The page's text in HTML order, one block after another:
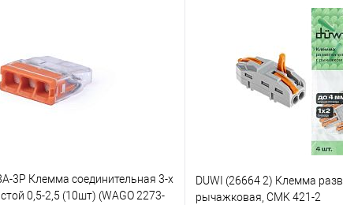
В
Купить в 1 клик
В избранное
3P Клемма соединительная 3-х
0,5-2,5 (10шт) (WAGO 2273-
DUWI (26664 2) Клемма
рычажковая, CMK 421-2